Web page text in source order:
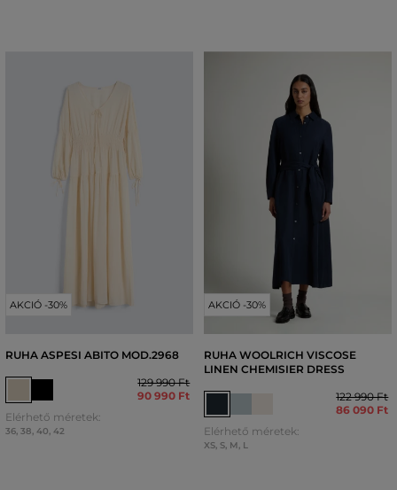
AKCIÓ -30%
RUHA ASPESI ABITO MOD.2968
129 990 Ft
90 990 Ft
Elérhető méretek:
36, 38, 40, 42
AKCIÓ -30%
RUHA WOOLRICH VISCOSE
LINEN CHEMISIER DRESS
122 990 Ft
86 090 Ft
Elérhető méretek:
XS, S, M, L